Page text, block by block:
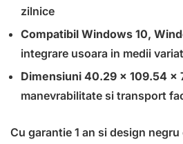
zilnice
Compatibil Windows 10,
integrare usoara in medii
Dimensiuni 40.29 x 109.54 x
manevrabilitate si transport
Cu garantie 1 an si design